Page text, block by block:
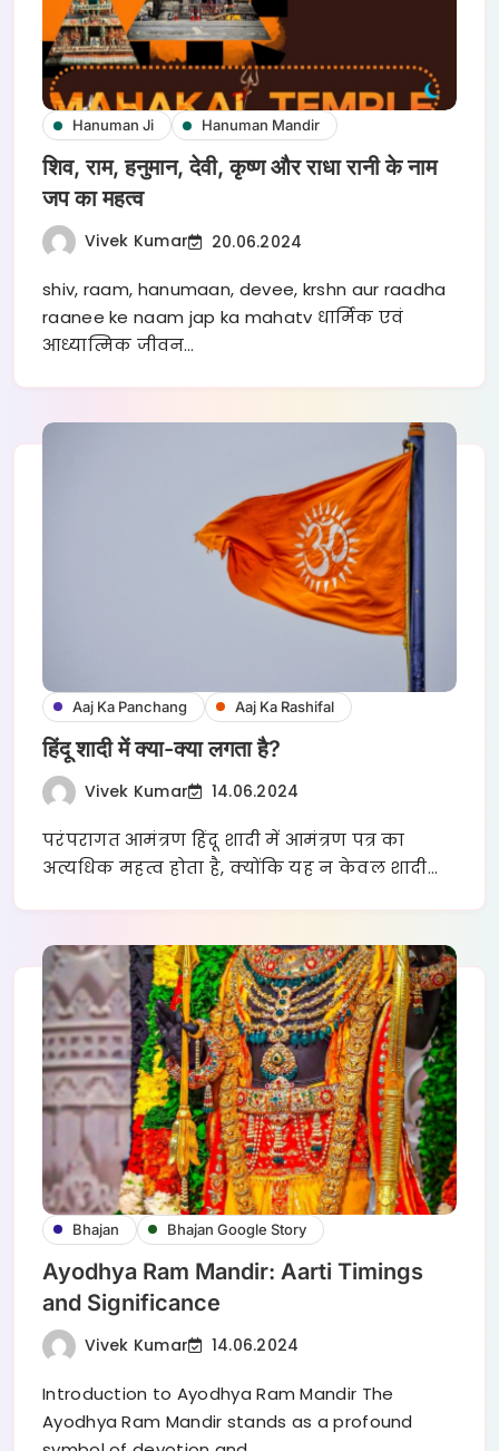
Hanuman Ji Hanuman Mandir
शिव, राम, हनुमान, देवी, कृष्ण और राधा रानी के नाम
जप का महत्व
Vivek Kumar 20.06.2024
shiv, raam, hanumaan, devee, krshn aur raadha
raanee ke naam jap ka mahatv धार्मिक एवं
आध्यात्मिक जीवन…
Aaj Ka Panchang Aaj Ka Rashifal
हिंदू शादी में क्या-क्या लगता है?
Vivek Kumar 14.06.2024
परंपरागत आमंत्रण हिंदू शादी में आमंत्रण पत्र का
अत्यधिक महत्व होता है, क्योंकि यह न केवल शादी…
Bhajan Bhajan Google Story
Ayodhya Ram Mandir: Aarti Timings
and Significance
Vivek Kumar 14.06.2024
Introduction to Ayodhya Ram Mandir The
Ayodhya Ram Mandir stands as a profound